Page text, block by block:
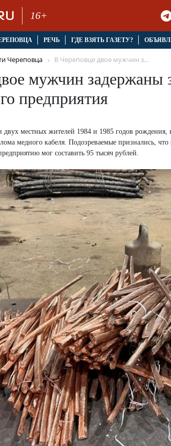
16+
РЕЧЬ ГДЕ ВЗЯТЬ ГАЗЕТУ?
Череповца В Череповце двое мужчин з...
мужчин задержаны
предприятия
местных жителей 1984 и 1985 годов рождения,
медного кабеля. Подозреваемые признались,
мог составить 95 тысяч рублей.